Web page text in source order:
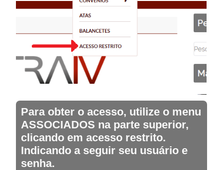
Para obter o acesso, utilize o menu
ASSOCIADOS na parte superior,
clicando em acesso restrito.
Indicando a seguir seu usuário e
senha.